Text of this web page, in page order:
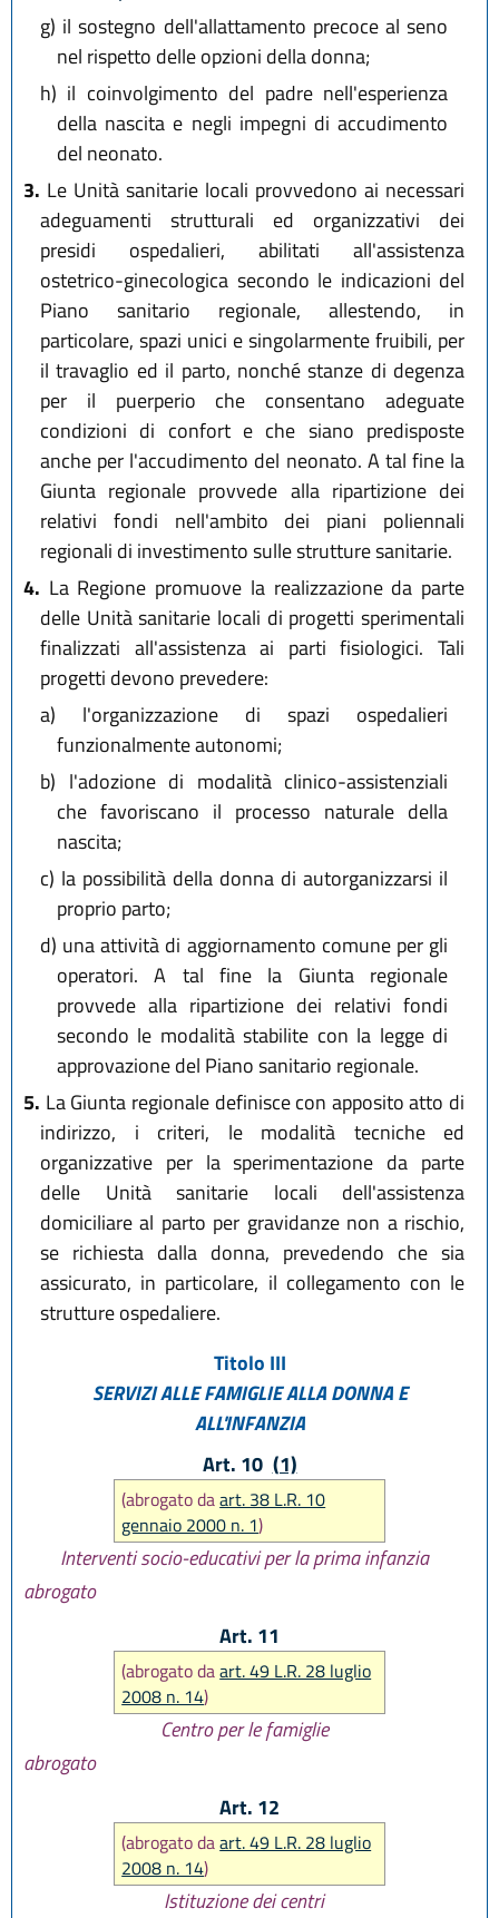
g) il sostegno dell'allattamento precoce al seno
nel rispetto delle opzioni della donna;
h) il coinvolgimento del padre nell'esperienza
della nascita e negli impegni di accudimento
del neonato.
3. Le Unità sanitarie locali provvedono ai necessari
adeguamenti strutturali ed organizzativi dei
presidi ospedalieri, abilitati all'assistenza
ostetrico-ginecologica secondo le indicazioni del
Piano sanitario regionale, allestendo, in
particolare, spazi unici e singolarmente fruibili, per
il travaglio ed il parto, nonché stanze di degenza
per il puerperio che consentano adeguate
condizioni di confort e che siano predisposte
anche per l'accudimento del neonato. A tal fine la
Giunta regionale provvede alla ripartizione dei
relativi fondi nell'ambito dei piani poliennali
regionali di investimento sulle strutture sanitarie.
4. La Regione promuove la realizzazione da parte
delle Unità sanitarie locali di progetti sperimentali
finalizzati all'assistenza ai parti fisiologici. Tali
progetti devono prevedere:
a) l'organizzazione di spazi ospedalieri
funzionalmente autonomi;
b) l'adozione di modalità clinico-assistenziali
che favoriscano il processo naturale della
nascita;
c) la possibilità della donna di autorganizzarsi il
proprio parto;
d) una attività di aggiornamento comune per gli
operatori. A tal fine la Giunta regionale
provvede alla ripartizione dei relativi fondi
secondo le modalità stabilite con la legge di
approvazione del Piano sanitario regionale.
5. La Giunta regionale definisce con apposito atto di
indirizzo, i criteri, le modalità tecniche ed
organizzative per la sperimentazione da parte
delle Unità sanitarie locali dell'assistenza
domiciliare al parto per gravidanze non a rischio,
se richiesta dalla donna, prevedendo che sia
assicurato, in particolare, il collegamento con le
strutture ospedaliere.
Titolo III
SERVIZI ALLE FAMIGLIE ALLA DONNA E
ALL'INFANZIA
Art. 10 (1)
(abrogato daart. 38 L.R. 10
gennaio 2000 n. 1)
Interventi socio-educativi per la prima infanzia
abrogato
Art. 11
(abrogato daart. 49 L.R. 28 luglio
2008 n. 14)
Centro per le famiglie
abrogato
Art. 12
(abrogato daart. 49 L.R. 28 luglio
2008 n. 14)
Istituzione dei centri